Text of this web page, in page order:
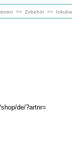
>> Zubehör >>
de/?artnr=